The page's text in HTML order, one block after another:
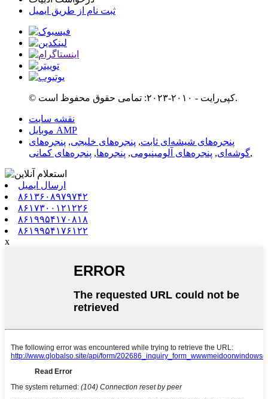
ثبت نام از طریق ایمیل
© کپی‌رایت - ۲۰۱۰-۲۰۲۳: تمامی حقوق محفوظ است.
نقشه سایت
موبایل AMP
پنجره‌های شیشه‌ای ثابت, پنجره‌های خلیجی, پنجره‌های
گوشه‌ای, پنجره‌های آلومینیومی, پنجره‌ها, پنجره‌های کمانی ,
ارسال ایمیل
۸۶۱۳۶۰۸۹۷۹۷۴۲
۸۶۱۷۳۰۰۱۲۱۲۲۶
۸۶۱۹۹۵۴۱۷۰۸۱۸
۸۶۱۹۹۵۴۱۷۶۱۲۲
x